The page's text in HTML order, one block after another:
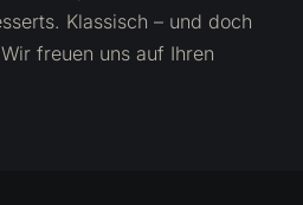
Klassisch – und doch
freuen uns auf Ihren